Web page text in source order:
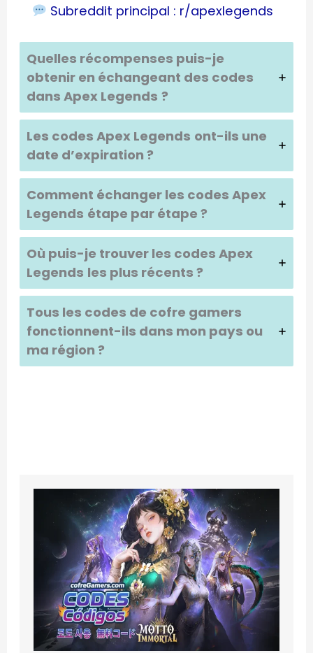
Subreddit principal : r/apexlegends
Quelles récompenses puis-je
obtenir en échangeant des codes
dansApex Legends ?
Les codesApex Legends ont-ils une
date d’expiration ?
Comment échanger les codesApex
Legends étape par étape ?
Où puis-je trouver les codesApex
Legends les plus récents ?
Tous les codes de cofre gamers
fonctionnent-ils dans mon pays ou
ma région ?